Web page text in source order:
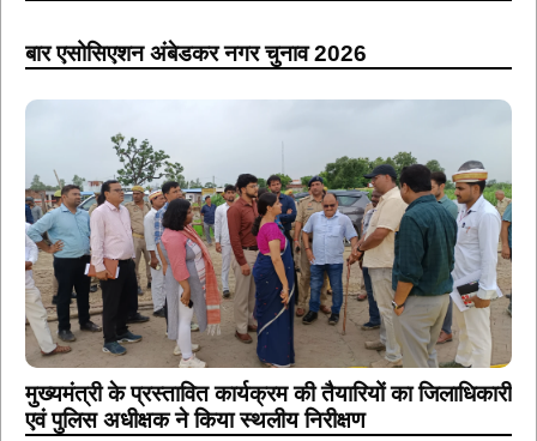
बार एसोसिएशन अंबेडकर नगर चुनाव 2026
मुख्यमंत्री के प्रस्तावित कार्यक्रम की तैयारियों का जिलाधिकारी
एवं पुलिस अधीक्षक ने किया स्थलीय निरीक्षण